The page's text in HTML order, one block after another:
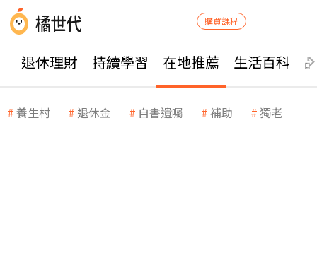
購買課程
退休理財 持續學習 在地推薦 生活百科
養生村 退休金 自書遺囑 補助 獨老